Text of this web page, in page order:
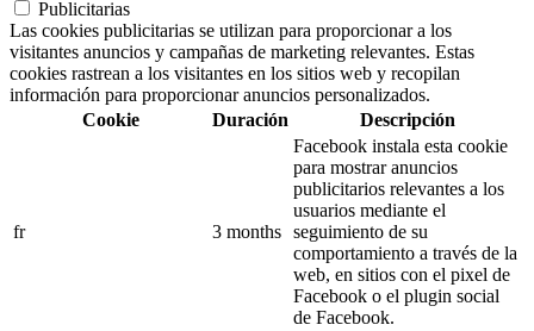
Publicitarias
Las cookies publicitarias se utilizan para proporcionar a los
visitantes anuncios y campañas de marketing relevantes. Estas
cookies rastrean a los visitantes en los sitios web y recopilan
información para proporcionar anuncios personalizados.
Cookie
Duración Descripción
fr 3 months
Facebook instala esta cookie
para mostrar anuncios
publicitarios relevantes a los
usuarios mediante el
seguimiento de su
comportamiento a través de la
web, en sitios con el pixel de
Facebook o el plugin social
de Facebook.